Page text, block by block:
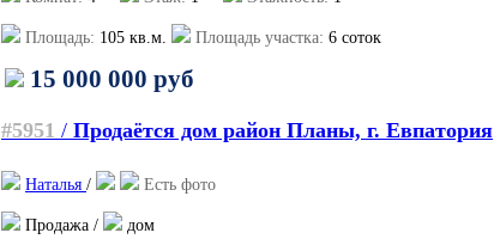
Площадь: 105 кв.м. Площадь участка: 6 соток
15 000 000 руб
#5951 / Продаётся дом район Планы, г. Евпатория
Наталья / Есть фото
Продажа / дом